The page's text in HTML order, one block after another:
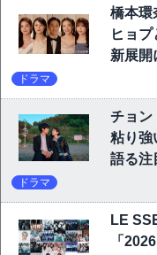
橋本環
ヒョプ
新展
ドラマ
チョン
粘り
語る注
ドラマ
LE
「